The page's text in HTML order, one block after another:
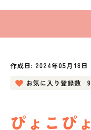
作成日:2024年05月18日
お気に入り登録数
ぴょこぴ